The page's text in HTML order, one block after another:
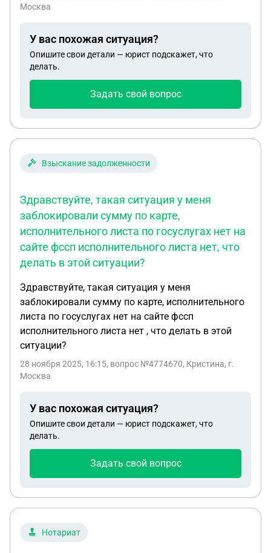
Москва
У вас похожая ситуация?
Опишите свои детали — юрист подскажет, что
делать.
Задать свой вопрос
Взыскание задолженности
Здравствуйте, такая ситуация у меня
заблокировали сумму по карте,
исполнительного листа по госуслугах нет на
сайте фссп исполнительного листа нет, что
делать в этой ситуации?
Здравствуйте, такая ситуация у меня
заблокировали сумму по карте, исполнительного
листа по госуслугах нет на сайте фссп
исполнительного листа нет , что делать в этой
ситуации?
28 ноября 2025, 16:15, вопрос №4774670, Кристина, г.
Москва
У вас похожая ситуация?
Опишите свои детали — юрист подскажет, что
делать.
Задать свой вопрос
Нотариат